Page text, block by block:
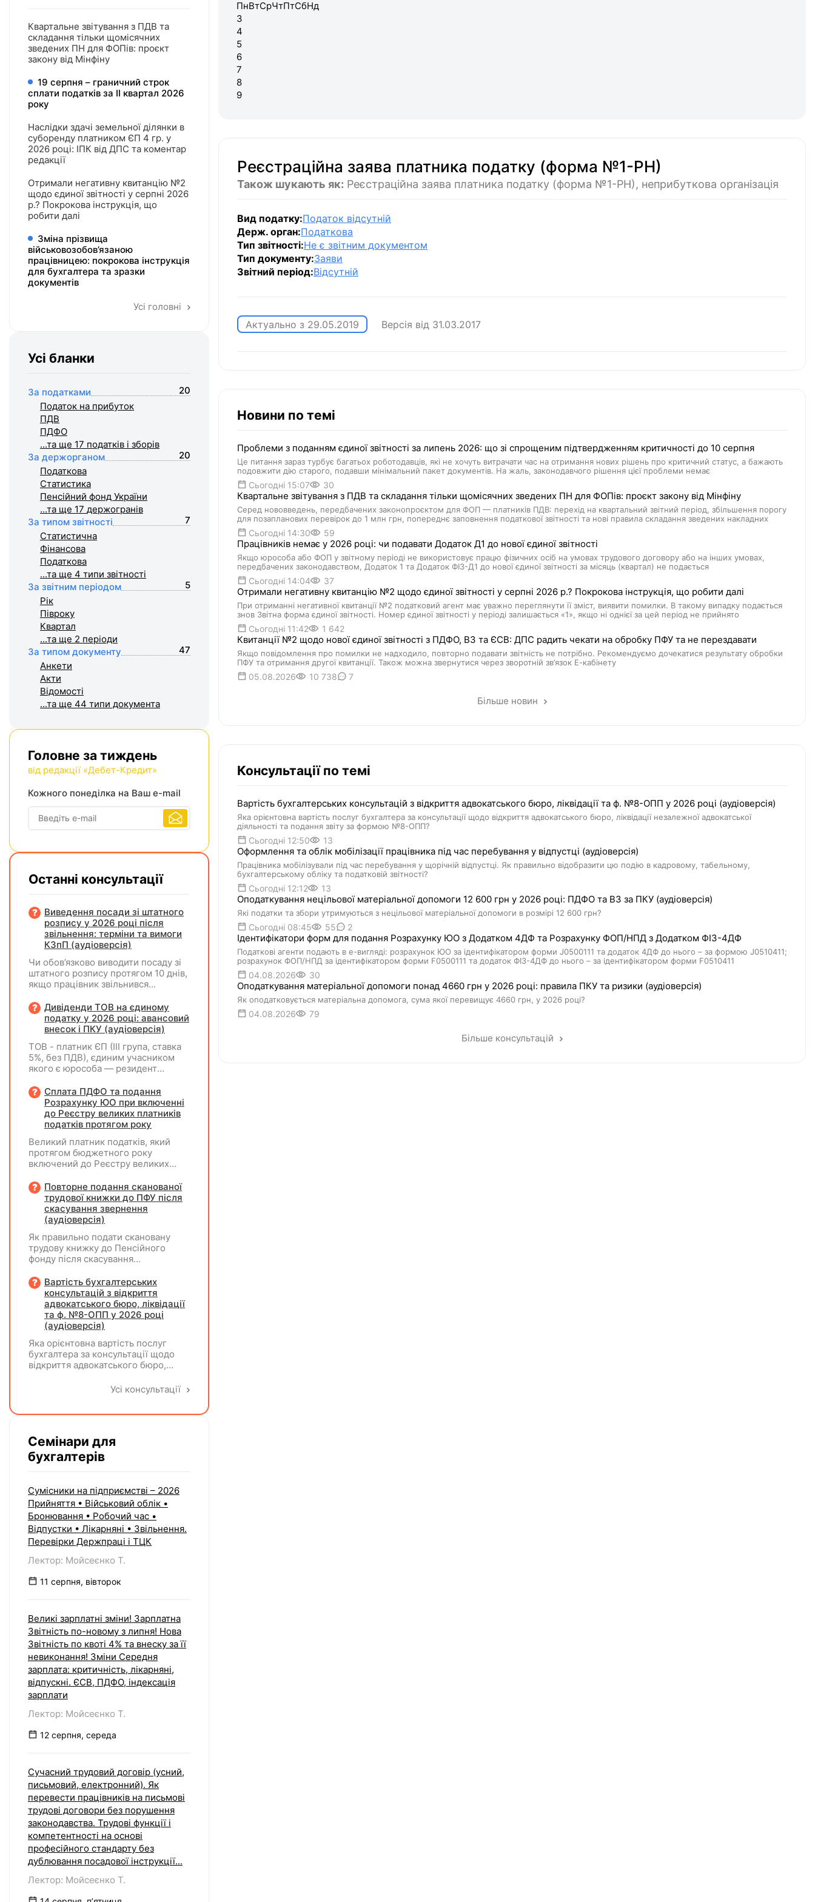
ПнВтСрЧтПтСбНд
3
4
5
6
7
8
9
Реєстраційна заява платника податку (форма №1-РН)
Також шукають як: Реєстраційна заява платника податку (форма №1-РН), неприбуткова організація
Вид податку:Податок відсутній
Держ. орган:Податкова
Тип звітності:Не є звітним документом
Тип документу:Заяви
Звітний період:Відсутній
Актуально з 29.05.2019 Версія від 31.03.2017
Новини по темі
Проблеми з поданням єдиної звітності за липень 2026: що зі спрощеним підтвердженням критичності до 10 серпня
Це питання зараз турбує багатьох роботодавців, які не хочуть витрачати час на отримання нових рішень про критичний статус, а бажають
подовжити дію старого, подавши мінімальний пакет документів. На жаль, законодавчого рішення цієї проблеми немає
Сьогодні 15:07 30
Квартальне звітування з ПДВ та складання тільки щомісячних зведених ПН для ФОПів: проєкт закону від Мінфіну
Серед нововведень, передбачених законопроєктом для ФОП — платників ПДВ: перехід на квартальний звітний період, збільшення порогу
для позапланових перевірок до 1 млн грн, попереднє заповнення податкової звітності та нові правила складання зведених накладних
Сьогодні 14:30 59
Працівників немає у 2026 році: чи подавати Додаток Д1 до нової єдиної звітності
Якщо юрособа або ФОП у звітному періоді не використовує працю фізичних осіб на умовах трудового договору або на інших умовах,
передбачених законодавством, Додаток 1 та Додаток ФІЗ-Д1 до нової єдиної звітності за місяць (квартал) не подається
Сьогодні 14:04 37
Отримали негативну квитанцію №2 щодо єдиної звітності у серпні 2026 р.? Покрокова інструкція, що робити далі
При отриманні негативної квитанції №2 податковий агент має уважно переглянути її зміст, виявити помилки. В такому випадку подається
знов Звітна форма єдиної звітності. Номер єдиної звітності у періоді залишається «1», якщо ні однієї за цей період не прийнято
Сьогодні 11:42 1 642
Квитанції №2 щодо нової єдиної звітності з ПДФО, ВЗ та ЄСВ: ДПС радить чекати на обробку ПФУ та не перездавати
Якщо повідомлення про помилки не надходило, повторно подавати звітність не потрібно. Рекомендуємо дочекатися результату обробки
ПФУ та отримання другої квитанції. Також можна звернутися через зворотній зв’язок Е-кабінету
05.08.2026 10 738 7
Більше новин
Консультації по темі
Вартість бухгалтерських консультацій з відкриття адвокатського бюро, ліквідації та ф. №8-ОПП у 2026 році (аудіоверсія)
Яка орієнтовна вартість послуг бухгалтера за консультації щодо відкриття адвокатського бюро, ліквідації незалежної адвокатської
діяльності та подання звіту за формою №8-ОПП?
Сьогодні 12:50 13
Оформлення та облік мобілізації працівника під час перебування у відпустці (аудіоверсія)
Працівника мобілізували під час перебування у щорічній відпустці. Як правильно відобразити цю подію в кадровому, табельному,
бухгалтерському обліку та податковій звітності?
Сьогодні 12:12 13
Оподаткування нецільової матеріальної допомоги 12 600 грн у 2026 році: ПДФО та ВЗ за ПКУ (аудіоверсія)
Які податки та збори утримуються з нецільової матеріальної допомоги в розмірі 12 600 грн?
Сьогодні 08:45 55 2
Ідентифікатори форм для подання Розрахунку ЮО з Додатком 4ДФ та Розрахунку ФОП/НПД з Додатком ФІЗ-4ДФ
Податкові агенти подають в е-вигляді: розрахунок ЮО за ідентифікатором форми J0500111 та додаток 4ДФ до нього – за формою J0510411;
розрахунок ФОП/НПД за ідентифікатором форми F0500111 та додаток ФІЗ-4ДФ до нього – за ідентифікатором форми F0510411
04.08.2026 30
Оподаткування матеріальної допомоги понад 4660 грн у 2026 році: правила ПКУ та ризики (аудіоверсія)
Як оподатковується матеріальна допомога, сума якої перевищує 4660 грн, у 2026 році?
04.08.2026 79
Більше консультацій
Квартальне звітування з ПДВ та
складання тільки щомісячних
зведених ПН для ФОПів: проєкт
закону від Мінфіну
19 серпня – граничний строк
сплати податків за ІI квартал 2026
року
Наслідки здачі земельної ділянки в
суборенду платником ЄП 4 гр. у
2026 році: ІПК від ДПС та коментар
редакції
Отримали негативну квитанцію №2
щодо єдиної звітності у серпні 2026
р.? Покрокова інструкція, що
робити далі
Зміна прізвища
військовозобов’язаною
працівницею: покрокова інструкція
для бухгалтера та зразки
документів
Усі головні
Усі бланки
За податками
20
Податок на прибуток
ПДВ
ПДФО
...та ще 17 податків і зборів
За держорганом
20
Податкова
Статистика
Пенсійний фонд України
...та ще 17 держогранів
За типом звітності
7
Статистична
Фiнансова
Податкова
...та ще 4 типи звітності
За звітним періодом
5
Рік
Півроку
Квартал
...та ще 2 періоди
За типом документу
47
Анкети
Акти
Відомості
...та ще 44 типи документа
Головне за тиждень
від редакції «Дебет-Кредит»
Кожного понеділка на Ваш e-mail
Останні консультації
Виведення посади зі штатного
розпису у 2026 році після
звільнення: терміни та вимоги
КЗпП (аудіоверсія)
Чи обов’язково виводити посаду зі
штатного розпису протягом 10 днів,
якщо працівник звільнився
Дивіденди ТОВ на єдиному
податку у 2026 році: авансовий
внесок і ПКУ (аудіоверсія)
ТОВ - платник ЄП (ІІІ група, ставка
5%, без ПДВ), єдиним учасником
якого є юрособа — резидент
розподілити та виплатити
дивіденди за рахунок
нерозподіленого прибутку 2024–
2025 років у сумі 15 млн грн. Які
ТОВ-емітента?
Сплата ПДФО та подання
Розрахунку ЮО при включенні
до Реєстру великих платників
податків протягом року
Великий платник податків, який
протягом бюджетного року
включений до Реєстру великих
за місцем попереднього обліку, а
Податковий розрахунок подає за
новим (основним) місцем обліку
Повторне подання сканованої
трудової книжки до ПФУ після
скасування звернення
(аудіоверсія)
Як правильно подати скановану
трудову книжку до Пенсійного
фонду після скасування
відсутність підпису на титульній
сторінці — надсилати лише
виправлену сторінку чи всю
трудову книжку заново?
Вартість бухгалтерських
консультацій з відкриття
адвокатського бюро, ліквідації
та ф. №8-ОПП у 2026 році
(аудіоверсія)
Яка орієнтовна вартість послуг
бухгалтера за консультації щодо
відкриття адвокатського бюро,
діяльності та подання звіту за
Усі консультації
Семінари для
бухгалтерів
Сумісники на підприємстві – 2026
Прийняття • Військовий облік •
Бронювання • Робочий час •
Відпустки • Лікарняні • Звільнення.
Перевірки Держпраці і ТЦК
Лектор: Мойсеєнко Т.
11 серпня, вівторок
Великі зарплатні зміни! Зарплатна
Звітність по-новому з липня! Нова
Звітність по квоті 4% та внеску за її
невиконання! Зміни Середня
зарплата: критичність, лікарняні,
відпускні. ЄСВ, ПДФО, індексація
зарплати
Лектор: Мойсеєнко Т.
12 серпня, середа
Сучасний трудовий договір (усний,
письмовий, електронний). Як
перевести працівників на письмові
трудові договори без порушення
законодавства. Трудові функції і
компетентності на основі
професійного стандарту без
дублювання посадової інструкції...
Лектор: Мойсеєнко Т.